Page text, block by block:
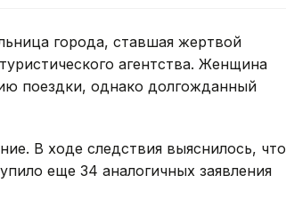
города, ставшая жертвой
агентства. Женщина
поездки, однако долгожданный
В ходе следствия выяснилось, что
еще 34 аналогичных заявления